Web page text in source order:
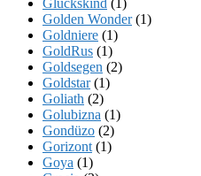
Golden Wonder(1)
Goldniere (1)
GoldRus (1)
Goldsegen (2)
Goldstar(1)
Goliath (2)
Golubizna (1)
Gondüzo (2)
Gorizont (1)
Goya (1)